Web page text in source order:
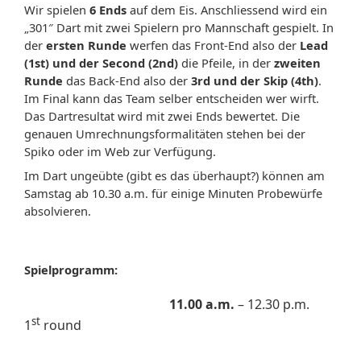
Wir spielen 6 Ends auf dem Eis. Anschliessend wird ein
„301″ Dart mit zwei Spielern pro Mannschaft gespielt. In
der ersten Runde werfen das Front-End also der Lead
(1st) und der Second (2nd) die Pfeile, in der zweiten
Runde das Back-End also der 3rd und der Skip (4th).
Im Final kann das Team selber entscheiden wer wirft.
Das Dartresultat wird mit zwei Ends bewertet. Die
genauen Umrechnungsformalitäten stehen bei der
Spiko oder im Web zur Verfügung.
Im Dart ungeübte (gibt es das überhaupt?) können am
Samstag ab 10.30 a.m. für einige Minuten Probewürfe
absolvieren.
Spielprogramm:
11.00 a.m. – 12.30 p.m.
1st round